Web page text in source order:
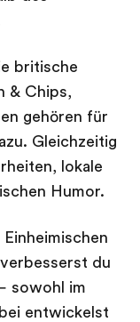
britische
& Chips,
gehören für
Gleichzeitig
lokale
Humor.
du
sowohl im
entwickelst